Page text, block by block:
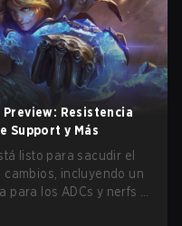
Resistencia
Support y Más
listo para sacudir el
incluyendo un
para los ADCs y nerfs a